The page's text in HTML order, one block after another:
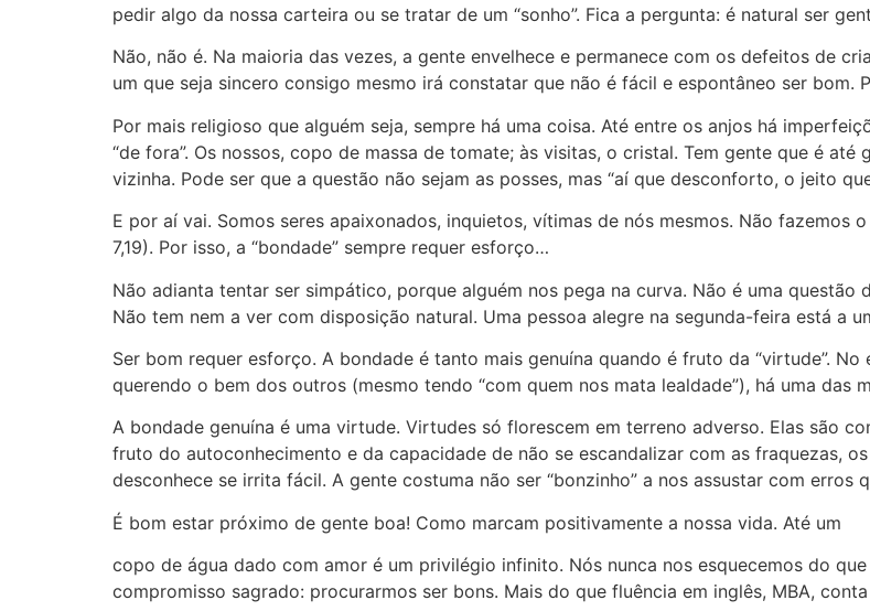
pedir algo da nossa carteira ou se tratar de um “sonho”. Fica a pergunta: é natural ser
Não, não é. Na maioria das vezes, a gente envelhece e permanece com os defeitos de
um que seja sincero consigo mesmo irá constatar que não é fácil e espontâneo ser
Por mais religioso que alguém seja, sempre há uma coisa. Até entre os anjos há
“de fora”. Os nossos, copo de massa de tomate; às visitas, o cristal. Tem gente que é
vizinha. Pode ser que a questão não sejam as posses, mas “aí que desconforto, o jeito
E por aí vai. Somos seres apaixonados, inquietos, vítimas de nós mesmos. Não fazemos
7,19). Por isso, a “bondade” sempre requer esforço…
Não adianta tentar ser simpático, porque alguém nos pega na curva. Não é uma questão
Não tem nem a ver com disposição natural. Uma pessoa alegre na segunda-feira está a
Ser bom requer esforço. A bondade é tanto mais genuína quando é fruto da “virtude”.
querendo o bem dos outros (mesmo tendo “com quem nos mata lealdade”), há uma das
A bondade genuína é uma virtude. Virtudes só florescem em terreno adverso. Elas são
fruto do autoconhecimento e da capacidade de não se escandalizar com as fraquezas,
desconhece se irrita fácil. A gente costuma não ser “bonzinho” a nos assustar com
É bom estar próximo de gente boa! Como marcam positivamente a nossa vida. Até um
copo de água dado com amor é um privilégio infinito. Nós nunca nos esquecemos do
compromisso sagrado: procurarmos ser bons. Mais do que fluência em inglês, MBA,